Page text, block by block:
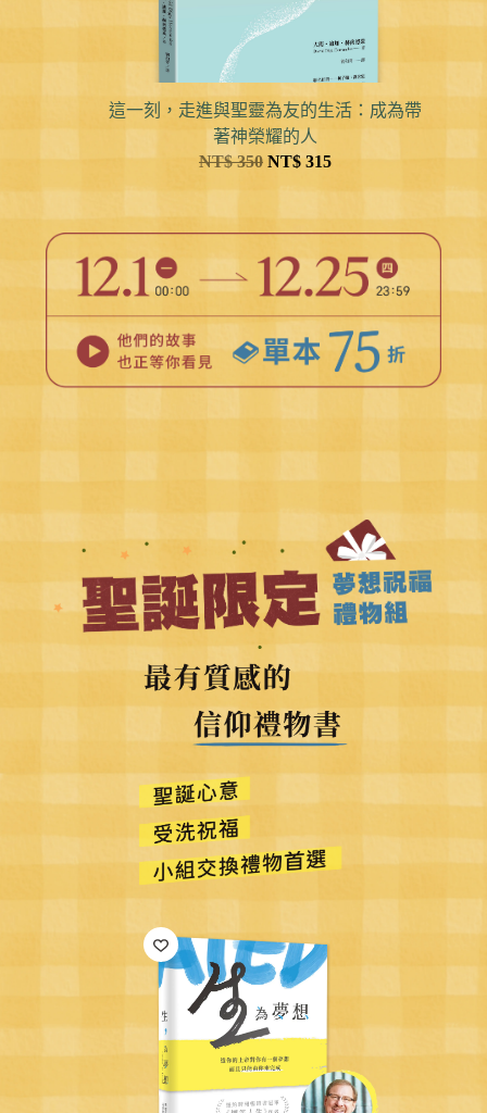
這一刻，走進與聖靈為友的生活：成為帶
著神榮耀的人
NT$350 NT$315